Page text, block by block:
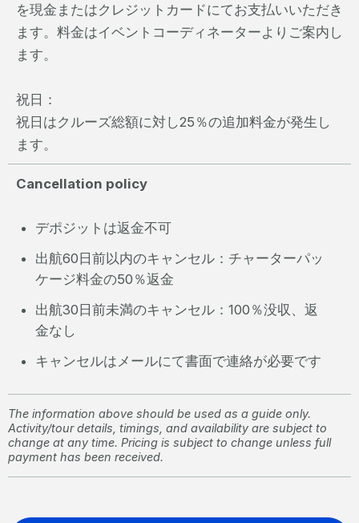
を現金またはクレジットカードにてお支払いいただき
ます。料金はイベントコーディネーターよりご案内し
ます。
祝日：
祝日はクルーズ総額に対し25％の追加料金が発生し
ます。
Cancellation policy
デポジットは返金不可
出航60日前以内のキャンセル：チャーターパッ
ケージ料金の50％返金
出航30日前未満のキャンセル：100％没収、返
金なし
キャンセルはメールにて書面で連絡が必要です
The information above should be used as a guide only.
Activity/tour details, timings, and availability are subject to
change at any time. Pricing is subject to change unless full
payment has been received.